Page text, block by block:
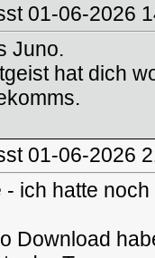
01-06-2026
Juno.
hat dich
01-06-2026
- ich hatte
Download